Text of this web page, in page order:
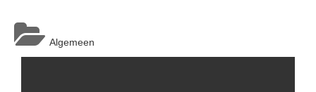
Algemeen
Berichtnavigatie